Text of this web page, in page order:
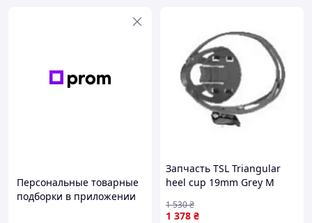
для всех, кто хочет сделать ходьбу более
эффективной, комфортной и полезной для
Персональные товарные
подборки в приложении
Запчасть TSL Triangular
heel cup 19mm Grey M
1 378 ₴
1 530₴